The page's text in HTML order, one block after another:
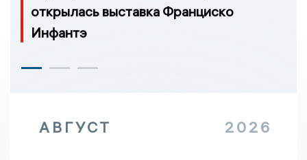
открылась выставка Франциско
Инфантэ
АВГУСТ 2026